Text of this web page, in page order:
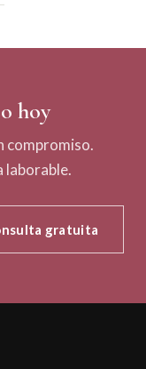
hoy
compromiso.
laborable.
gratuita